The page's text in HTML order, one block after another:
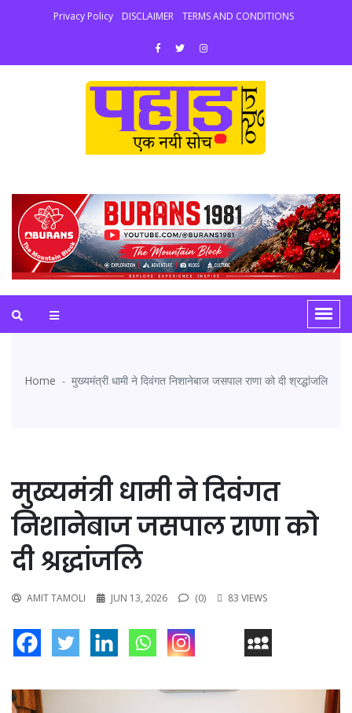
Privacy Policy DISCLAIMER TERMS AND CONDITIONS
Home मुख्यमंत्री धामी ने दिवंगत निशानेबाज जसपाल राणा को दी श्रद्धांजलि
मुख्यमंत्री धामी ने दिवंगत
निशानेबाज जसपाल राणा को
दी श्रद्धांजलि
AMIT TAMOLI JUN 13, 2026 (0) 83 VIEWS